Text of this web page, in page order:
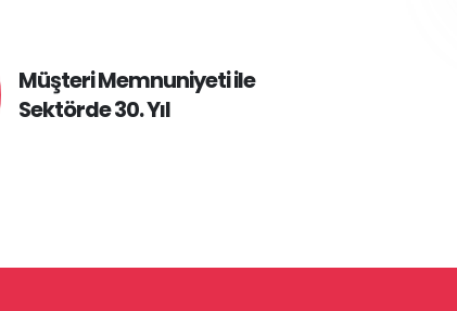
Müşteri Memnuniyeti ile
Sektörde 30. Yıl